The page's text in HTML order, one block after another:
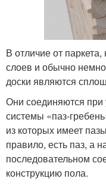
В отличие от
слоев и обычно
доски являются
Они соединяются при
системы «паз-
из которых имеет
правило, есть паз, а
последовательном
конструкцию пола.